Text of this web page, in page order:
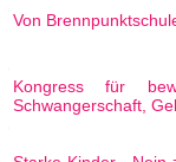
Von
Kongress für
Schwangerschaft,